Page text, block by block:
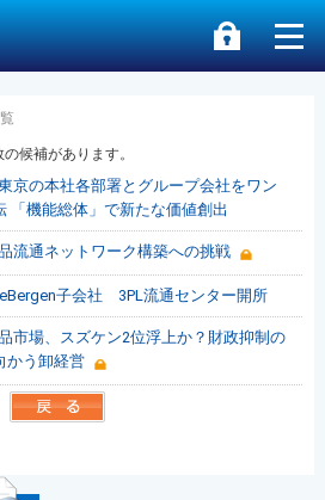
候補があります。
京の本社各部署とグループ会社をワン
「機能総体」で新たな価値創出
流通ネットワーク構築への挑戦
子会社 3PL流通センター開所
市場、スズケン2位浮上か？財政抑制の
かう卸経営